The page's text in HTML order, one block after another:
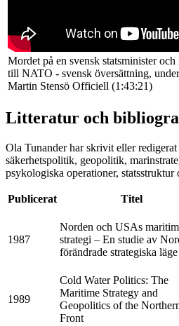
Mordet på en svensk statsminister
till NATO - svensk översättning,
Martin Stensö Officiell (1:43:21)
Litteratur och
Ola Tunander har skrivit eller
säkerhetspolitik, geopolitik,
psykologiska operationer,
Publicerat Titel
1987
Norden och USAs
strategi – En studie av
förändrade strategiska läge
1989
Cold Water Politics: The
Maritime Strategy and
Geopolitics of the
Front